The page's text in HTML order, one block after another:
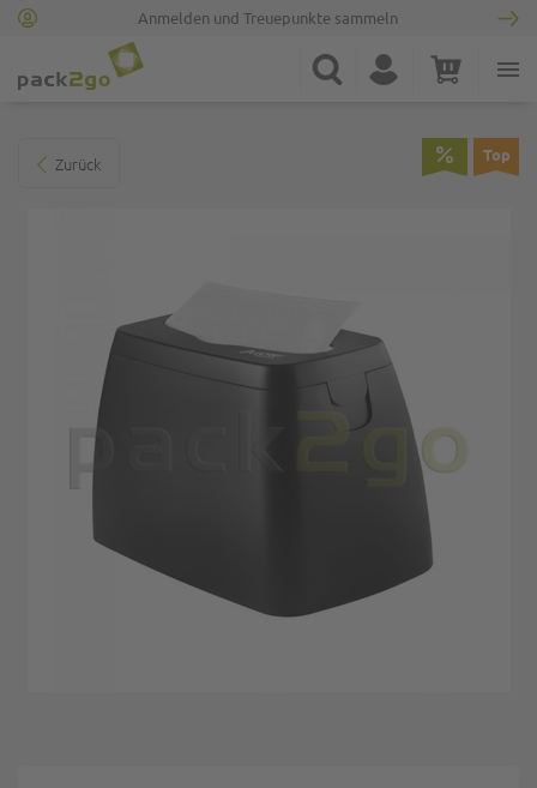
Anmelden und Treuepunkte sammeln
Suche Konto Warenkorb
Zurück Top